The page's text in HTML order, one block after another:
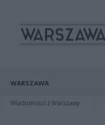
WARSZAWA
Wiadomości z Warszawy